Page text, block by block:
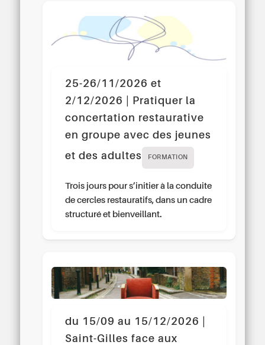
25-26/11/2026 et
2/12/2026 | Pratiquer la
concertation restaurative
en groupe avec des jeunes
et des adultes
FORMATION
Trois jours pour s’initier à la conduite
de cercles restauratifs, dans un cadre
structuré et bienveillant.
du 15/09 au 15/12/2026 |
Saint-Gilles face aux